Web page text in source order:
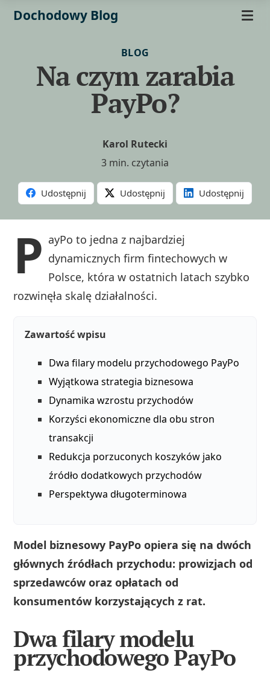
Dochodowy Blog
BLOG
Na czym zarabia
PayPo?
Karol Rutecki
3 min. czytania
Udostępnij Udostępnij Udostępnij
P ayPo to jedna z najbardziej
dynamicznych firm fintechowych w
Polsce, która w ostatnich latach szybko
rozwinęła skalę działalności.
Zawartość wpisu
Dwa filary modelu przychodowego PayPo
Wyjątkowa strategia biznesowa
Dynamika wzrostu przychodów
Korzyści ekonomiczne dla obu stron
transakcji
Redukcja porzuconych koszyków jako
źródło dodatkowych przychodów
Perspektywa długoterminowa
Model biznesowy PayPo opiera się na dwóch
głównych źródłach przychodu: prowizjach od
sprzedawców oraz opłatach od
konsumentów korzystających z rat.
Dwa filary modelu
przychodowego PayPo